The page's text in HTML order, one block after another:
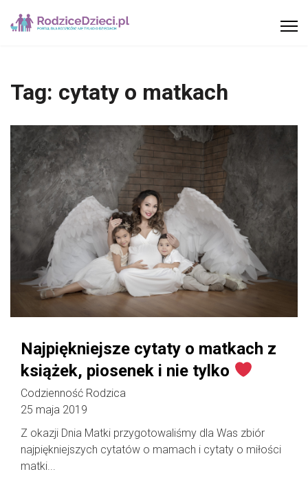
Tag: cytaty o matkach
Najpiękniejsze cytaty o matkach z
książek, piosenek i nie tylko
Codzienność Rodzica
25 maja 2019
Z okazji Dnia Matki przygotowaliśmy dla Was zbiór
najpiękniejszych cytatów o mamach i cytaty o miłości
matki...